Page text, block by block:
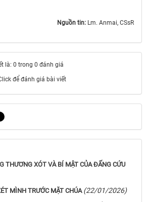
Nguồn tin: Lm. Anmai, CSsR
là: 0 trong 0 đánh giá
để đánh giá bài viết
THƯƠNG XÓT VÀ BÍ MẬT CỦA ĐẤNG CỨU
MÌNH TRƯỚC MẶT CHÚA (22/01/2026)